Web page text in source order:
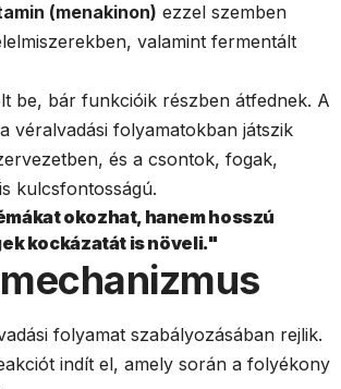
(menakinon) ezzel szemben
valamint fermentált
be, bár funkcióik részben átfednek. A
véralvadási folyamatokban játszik
és a csontok, fogak,
kulcsfontosságú.
okozhat, hanem hosszú
kockázatát is növeli."
folyamat szabályozásában rejlik.
indít el, amely során a folyékony